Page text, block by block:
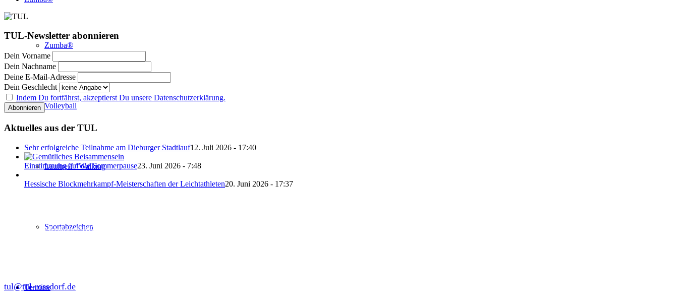
Zumba®
Volleyball
Lauftreff / Walking
Sportabzeichen
Termine
TUL-Newsletter abonnieren
Dein Vorname
Dein Nachname
Deine E-Mail-Adresse
Dein Geschlecht
Indem Du fortfährst, akzeptierst Du unsere Datenschutzerklärung.
Aktuelles aus der TUL
Sehr erfolgreiche Teilnahme am Dieburger Stadtlauf12. Juli 2026 - 17:40
Einstimmung auf die Sommerpause23. Juni 2026 - 7:48
Hessische Blockmehrkampf-Meisterschaften der Leichtathleten20. Juni 2026 - 17:37
in der SKG Roßdorf 1877 e.V.
tul@tul-rossdorf.de